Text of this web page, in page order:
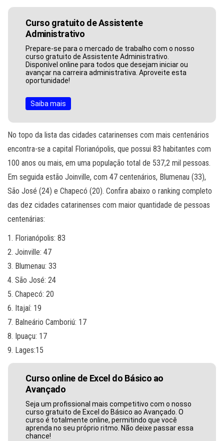
Curso gratuito de Assistente
Administrativo
Prepare-se para o mercado de trabalho com o nosso
curso gratuito de Assistente Administrativo.
Disponível online para todos que desejam iniciar ou
avançar na carreira administrativa. Aproveite esta
oportunidade!
Saiba mais
No topo da lista das cidades catarinenses com mais centenários
encontra-se a capital Florianópolis, que possui 83 habitantes com
100 anos ou mais, em uma população total de 537,2 mil pessoas.
Em seguida estão Joinville, com 47 centenários, Blumenau (33),
São José (24) e Chapecó (20). Confira abaixo o ranking completo
das dez cidades catarinenses com maior quantidade de pessoas
centenárias:
1. Florianópolis: 83
2. Joinville: 47
3. Blumenau: 33
4. São José: 24
5. Chapecó: 20
6. Itajaí: 19
7. Balneário Camboriú: 17
8. Ipuaçu: 17
9. Lages:15
Curso online de Excel do Básico ao
Avançado
Seja um profissional mais competitivo com o nosso
curso gratuito de Excel do Básico ao Avançado. O
curso é totalmente online, permitindo que você
aprenda no seu próprio ritmo. Não deixe passar essa
chance!